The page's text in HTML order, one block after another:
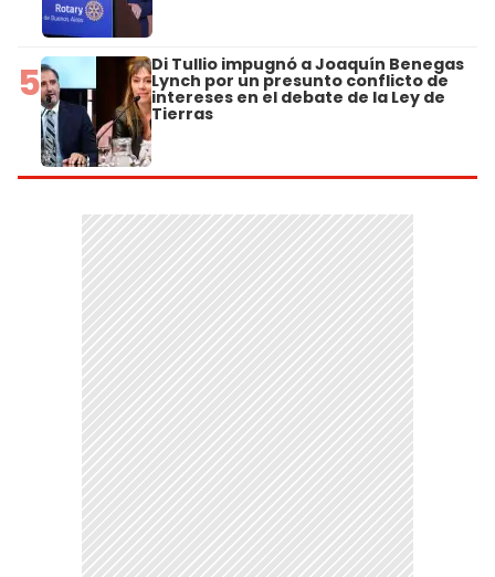
5 Di Tullio impugnó a Joaquín Benegas
Lynch por un presunto conflicto de
intereses en el debate de la Ley de
Tierras